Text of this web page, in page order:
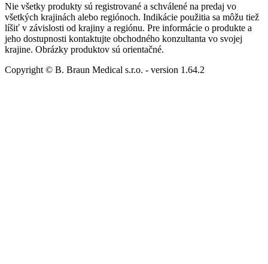
Nie všetky produkty sú registrované a schválené na predaj vo
všetkých krajinách alebo regiónoch. Indikácie použitia sa môžu tiež
líšiť v závislosti od krajiny a regiónu. Pre informácie o produkte a
jeho dostupnosti kontaktujte obchodného konzultanta vo svojej
krajine. Obrázky produktov sú orientačné.
Copyright © B. Braun Medical s.r.o. - version 1.64.2